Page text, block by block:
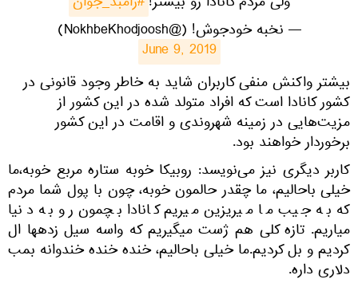
— نخبه خودجوش! (@NokhbeKhodjoosh)
June 9, 2019
بیشتر واکنش منفی کاربران شاید به خاطر وجود قانونی در
کشور کانادا است که افراد متولد شده در این کشور از
مزیت‌هایی در زمینه شهروندی و اقامت در این کشور
برخوردار خواهند بود.
کاربر دیگری نیز می‌نویسد: روبیکا خوبه ستاره مربع خوبه،ما
خیلی باحالیم، ما چقدر حالمون خوبه، چون با پول شما مردم
که به جیب ما میریزین میریم کانادا بچمون رو به دنیا
میاریم. تازه کلی هم ژست میگیریم که واسه سیل زدهها ال
کردیم و بل کردیم.ما خیلی باحالیم، خنده خنده خندوانه بمب
دلاری داره.